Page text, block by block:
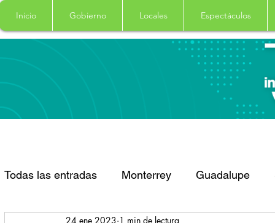
Inicio Gobierno Locales Espectáculos
Todas las entradas Monterrey Guadalupe
24 ene 2023 1 min de lectura